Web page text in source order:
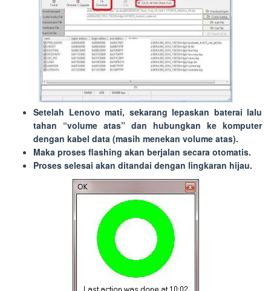
Setelah Lenovo mati, sekarang lepaskan baterai lalu
tahan “volume atas” dan hubungkan ke komputer
dengan kabel data (masih menekan volume atas).
Maka proses flashing akan berjalan secara otomatis.
Proses selesai akan ditandai dengan lingkaran hijau.